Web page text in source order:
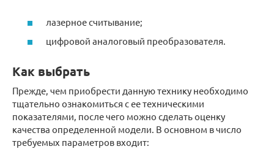
лазерное считывание;
цифровой аналоговый преобразователя.
Как выбрать
Прежде, чем приобрести данную технику необходимо
тщательно ознакомиться с ее техническими
показателями, после чего можно сделать оценку
качества определенной модели. В основном в число
требуемых параметров входит: